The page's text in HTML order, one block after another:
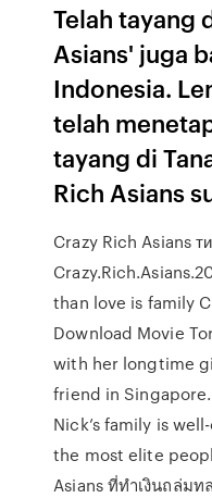
Telah tayang
Asians' juga
Indonesia.
telah
tayang di
Rich Asians
Crazy Rich Asians
than love is family
Download Movie
with her longtime
friend in
Nick’s family is
the most elite
Asians ที่ทำเงินถล่มท